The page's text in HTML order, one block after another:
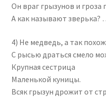
Он враг грызунов и гроза
А как называют зверька?
4) Не медведь, а так
С рысью драться смело
Крупная сестрица
Маленькой куницы.
Всяк грызун дрожит от